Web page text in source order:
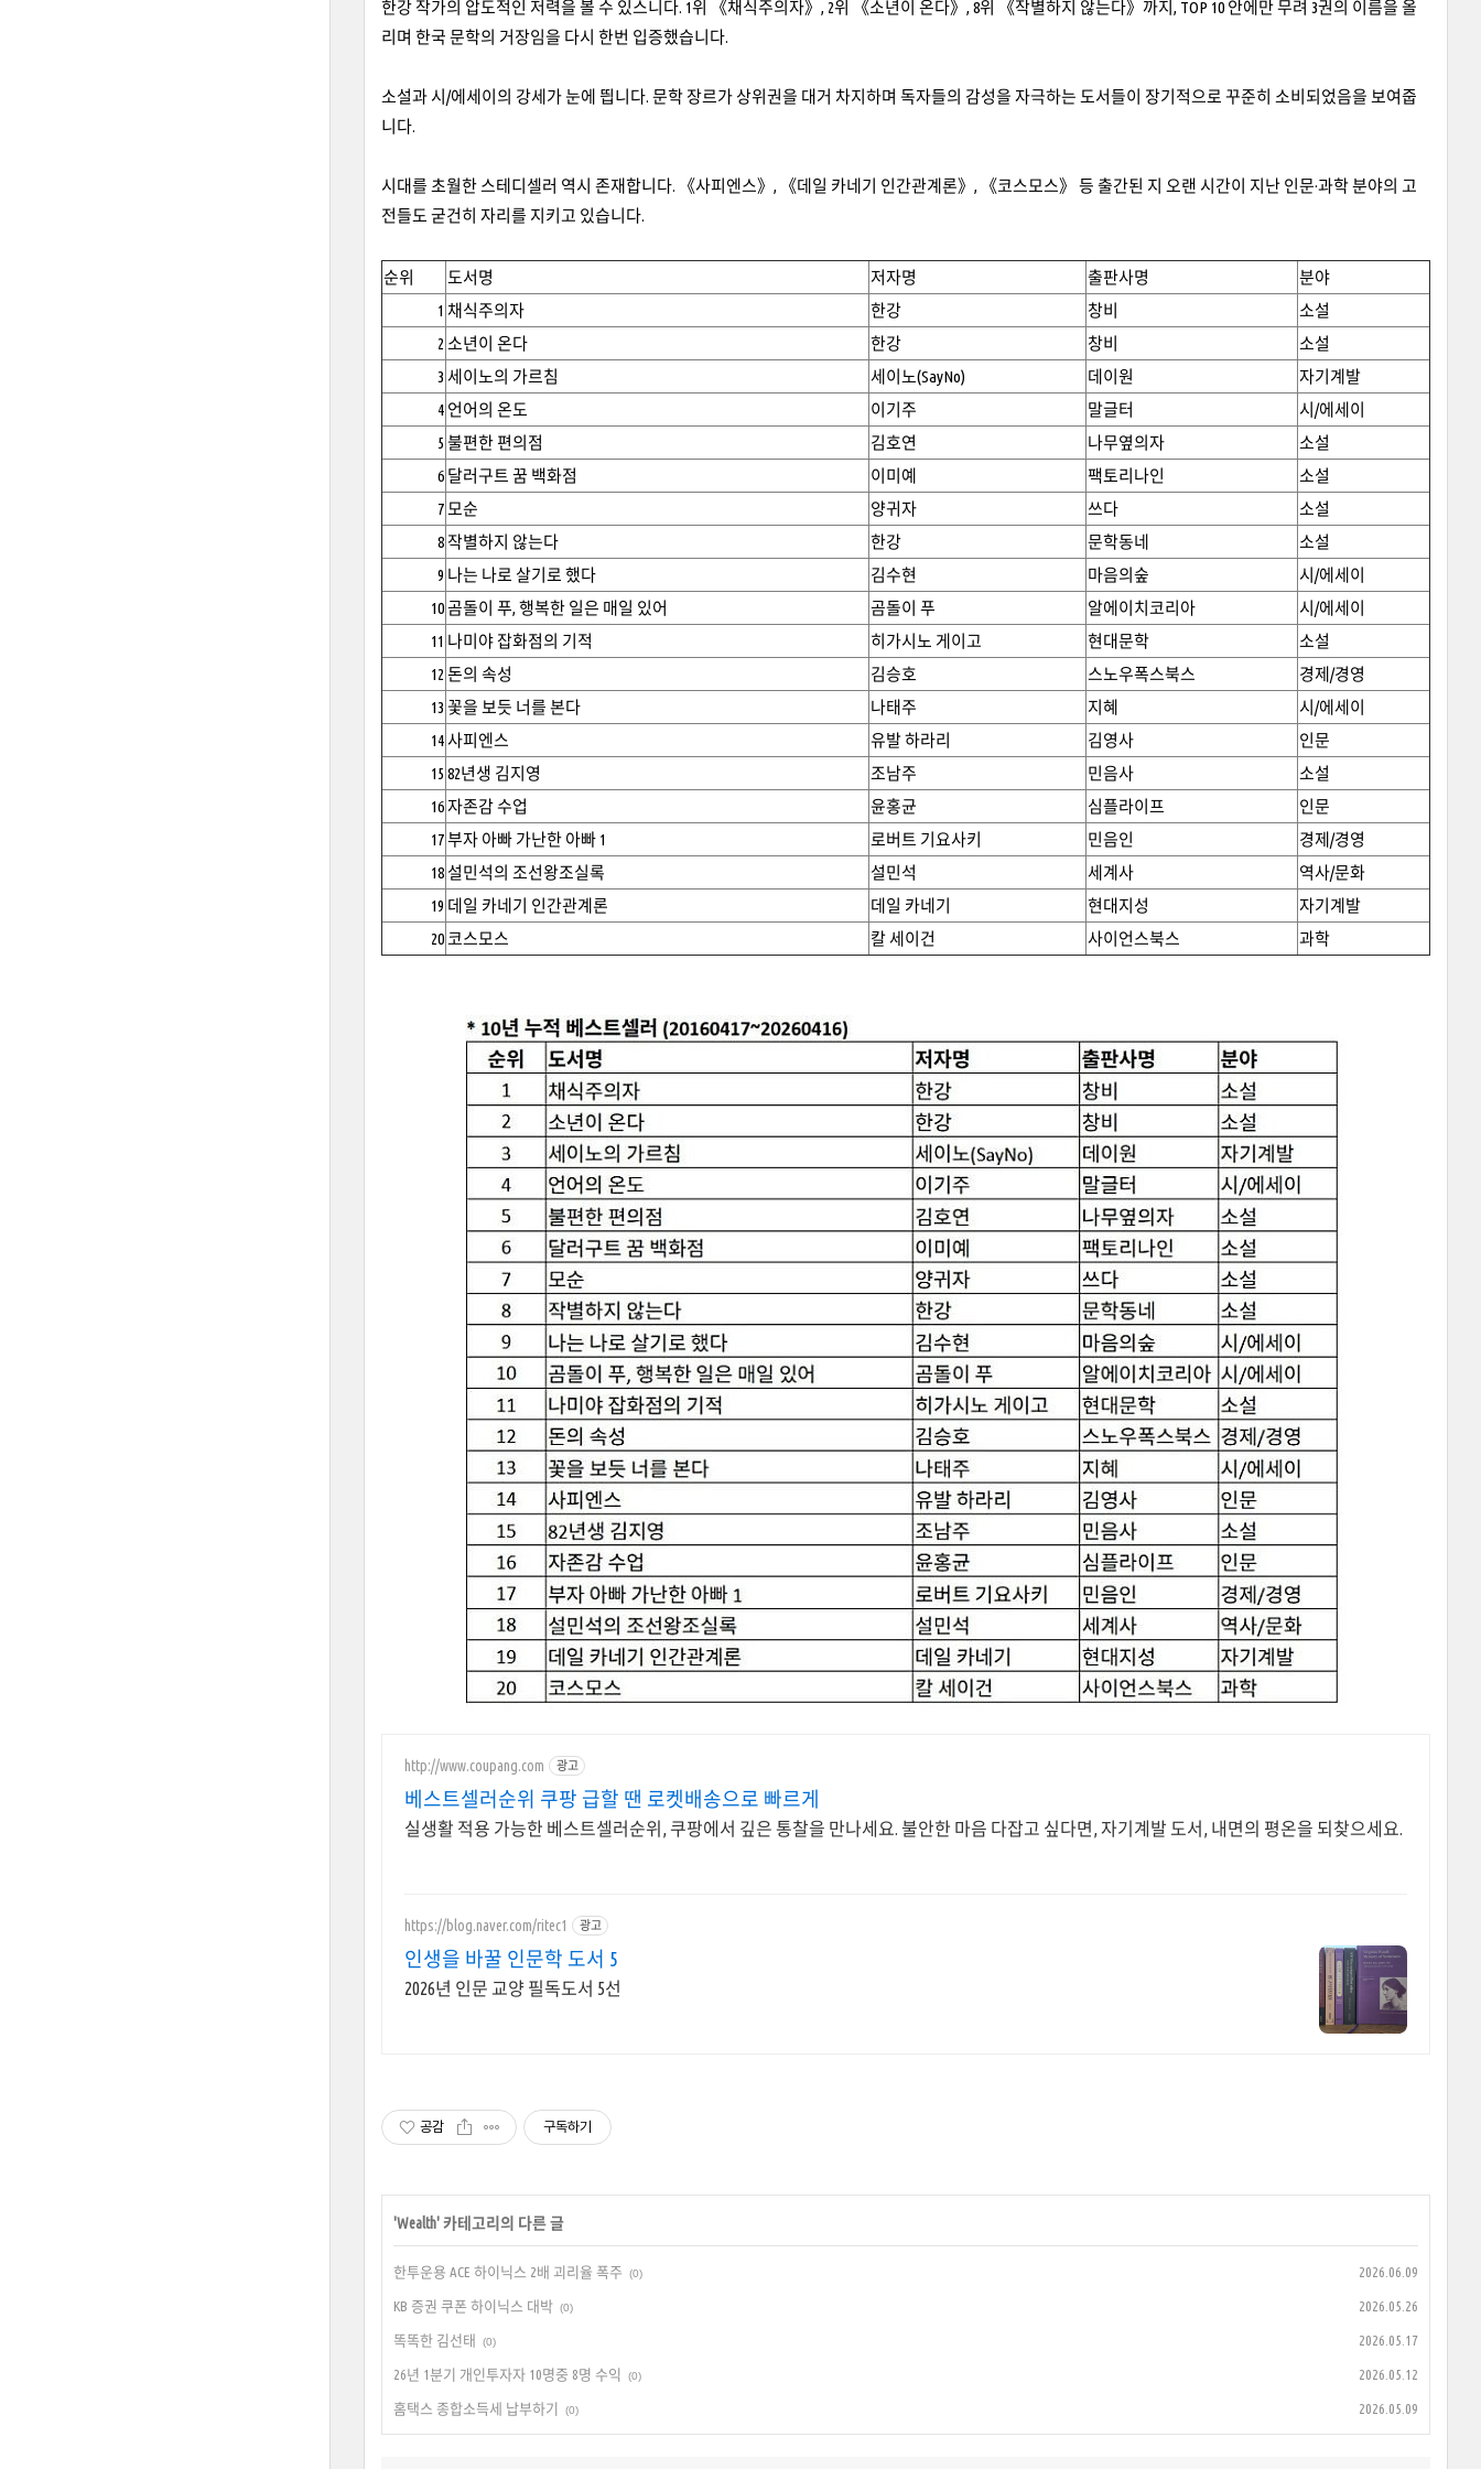
한강 작가의 압도적인 저력을 볼 수 있스니다. 1위 《채식주의자》, 2위 《소년이 온다》, 8위 《작별하지 않는다》까지, TOP 10 안에만 무려 3권의 이름을 올
리며 한국 문학의 거장임을 다시 한번 입증했습니다.
소설과 시/에세이의 강세가 눈에 띕니다. 문학 장르가 상위권을 대거 차지하며 독자들의 감성을 자극하는 도서들이 장기적으로 꾸준히 소비되었음을 보여줍
니다.
시대를 초월한 스테디셀러 역시 존재합니다. 《사피엔스》, 《데일 카네기 인간관계론》, 《코스모스》 등 출간된 지 오랜 시간이 지난 인문·과학 분야의 고
전들도 굳건히 자리를 지키고 있습니다.
순위 도서명 저자명 출판사명
분야
1 채식주의자 한강 창비
소설
2 소년이 온다 한강 창비
소설
3 세이노의 가르침 세이노(SayNo) 데이원
자기계발
4 언어의 온도 이기주 말글터
시/에세이
5 불편한 편의점 김호연 나무옆의자
소설
6 달러구트 꿈 백화점 이미예 팩토리나인
소설
7 모순 양귀자 쓰다
소설
8 작별하지 않는다 한강 문학동네
소설
9 나는 나로 살기로 했다 김수현 마음의숲
시/에세이
10곰돌이 푸, 행복한 일은 매일 있어 곰돌이 푸 알에이치코리아
시/에세이
11 나미야 잡화점의 기적 히가시노 게이고 현대문학
소설
12 돈의 속성 김승호 스노우폭스북스
경제/경영
13 꽃을 보듯 너를 본다 나태주 지혜
시/에세이
14사피엔스 유발 하라리 김영사
인문
15 82년생 김지영 조남주 민음사
소설
16자존감 수업 윤홍균 심플라이프
인문
17부자 아빠 가난한 아빠 1 로버트 기요사키 민음인
경제/경영
18 설민석의 조선왕조실록 설민석 세계사
역사/문화
19 데일 카네기 인간관계론 데일 카네기 현대지성
자기계발
20 코스모스 칼 세이건 사이언스북스 과학
http://www.coupang.com 광고
베스트셀러순위 쿠팡 급할 땐 로켓배송으로 빠르게
실생활 적용 가능한 베스트셀러순위, 쿠팡에서 깊은 통찰을 만나세요. 불안한 마음 다잡고 싶다면, 자기계발 도서, 내면의 평온을 되찾으세요.
https://blog.naver.com/ritec1 광고
인생을 바꿀 인문학 도서 5
2026년 인문 교양 필독도서 5선
공감 구독하기
'Wealth' 카테고리의 다른 글
한투운용 ACE 하이닉스 2배 괴리율 폭주 (0) 2026.06.09
KB 증권 쿠폰 하이닉스 대박 (0) 2026.05.26
똑똑한 김선태 (0) 2026.05.17
26년 1분기 개인투자자 10명중 8명 수익 (0) 2026.05.12
홈택스 종합소득세 납부하기 (0) 2026.05.09